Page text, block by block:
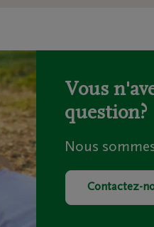
Contact
Contactez-moi
Fixez un rendez-vous
J'ai une opinion
Vous
question?
Nous
Contactez-